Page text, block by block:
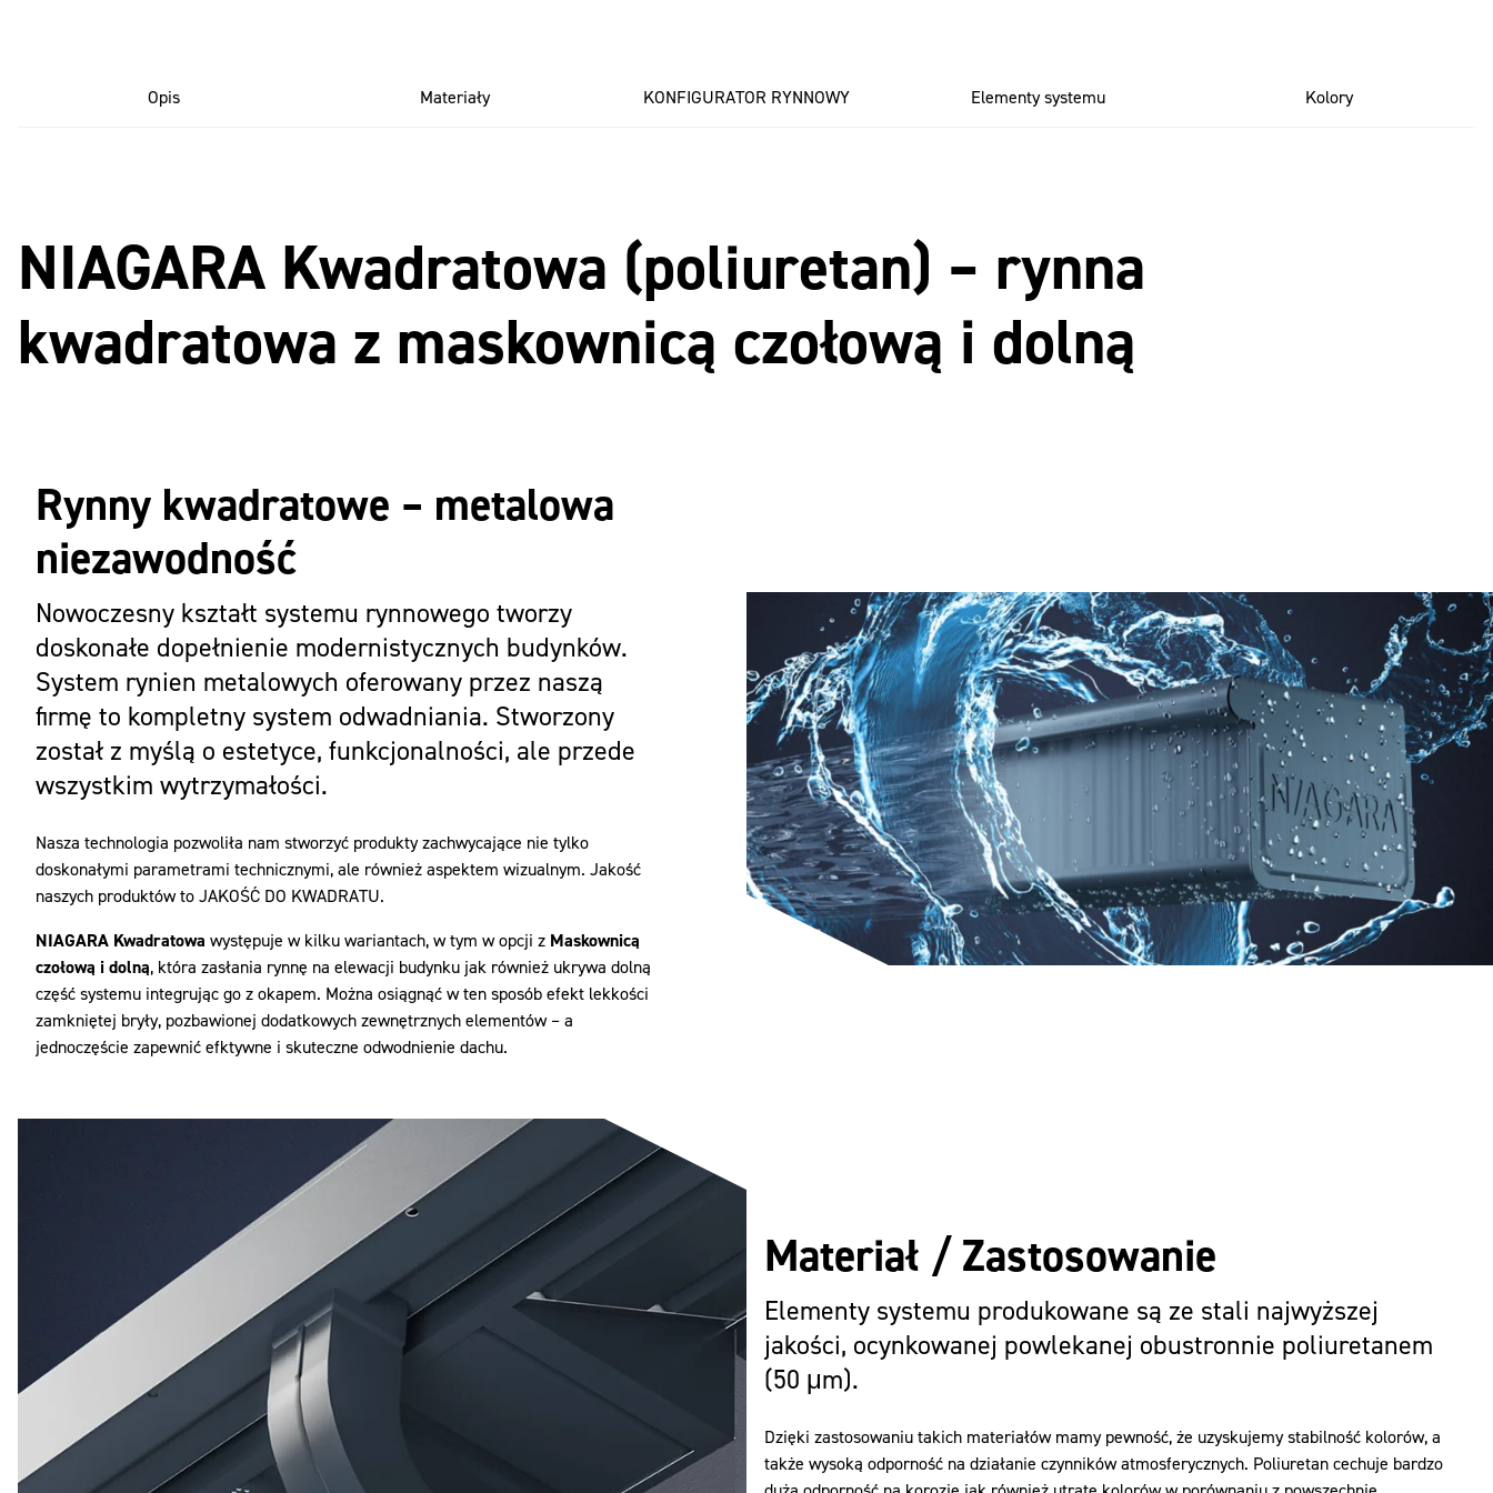
Opis Materiały KONFIGURATOR RYNNOWY Elementy systemu Kolory
NIAGARA Kwadratowa (poliuretan) – rynna
kwadratowa z maskownicą czołową i dolną
Rynny kwadratowe – metalowa
niezawodność
Nowoczesny kształt systemu rynnowego tworzy
doskonałe dopełnienie modernistycznych budynków.
System rynien metalowych oferowany przez naszą
firmę to kompletny system odwadniania. Stworzony
został z myślą o estetyce, funkcjonalności, ale przede
wszystkim wytrzymałości.
Nasza technologia pozwoliła nam stworzyć produkty zachwycające nie tylko
doskonałymi parametrami technicznymi, ale również aspektem wizualnym. Jakość
naszych produktów to JAKOŚĆ DO KWADRATU.
NIAGARA Kwadratowa występuje w kilku wariantach, w tym w opcji z Maskownicą
czołową i dolną, która zasłania rynnę na elewacji budynku jak również ukrywa dolną
część systemu integrując go z okapem. Można osiągnąć w ten sposób efekt lekkości
zamkniętej bryły, pozbawionej dodatkowych zewnętrznych elementów – a
jednoczęście zapewnić efktywne i skuteczne odwodnienie dachu.
Materiał / Zastosowanie
Elementy systemu produkowane są ze stali najwyższej
jakości, ocynkowanej powlekanej obustronnie poliuretanem
(50 μm).
Dzięki zastosowaniu takich materiałów mamy pewność, że uzyskujemy stabilność kolorów, a
także wysoką odporność na działanie czynników atmosferycznych. Poliuretan cechuje bardzo